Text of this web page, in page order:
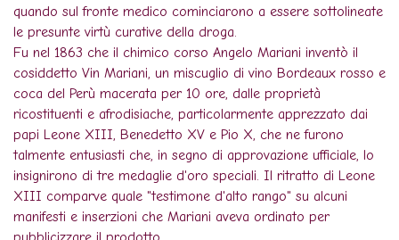
quando sul fronte medico cominciarono a essere sottolineate
le presunte virtù curative della droga.
Fu nel 1863 che il chimico corso Angelo Mariani inventò il
cosiddetto Vin Mariani, un miscuglio di vino Bordeaux rosso e
coca del Perù macerata per 10 ore, dalle proprietà
ricostituenti e afrodisiache, particolarmente apprezzato dai
papi Leone XIII, Benedetto XV e Pio X, che ne furono
talmente entusiasti che, in segno di approvazione ufficiale, lo
insignirono di tre medaglie d'oro speciali. Il ritratto di Leone
XIII comparve quale "testimone d'alto rango" su alcuni
manifesti e inserzioni che Mariani aveva ordinato per